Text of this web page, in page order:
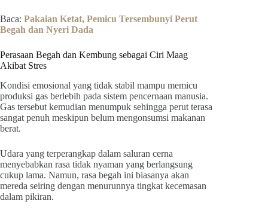
Baca: Pakaian Ketat, Pemicu Tersembunyi Perut
Begah dan Nyeri Dada
Perasaan Begah dan Kembung sebagai Ciri Maag
Akibat Stres
Kondisi emosional yang tidak stabil mampu memicu
produksi gas berlebih pada sistem pencernaan manusia.
Gas tersebut kemudian menumpuk sehingga perut terasa
sangat penuh meskipun belum mengonsumsi makanan
berat.
Udara yang terperangkap dalam saluran cerna
menyebabkan rasa tidak nyaman yang berlangsung
cukup lama. Namun, rasa begah ini biasanya akan
mereda seiring dengan menurunnya tingkat kecemasan
dalam pikiran.